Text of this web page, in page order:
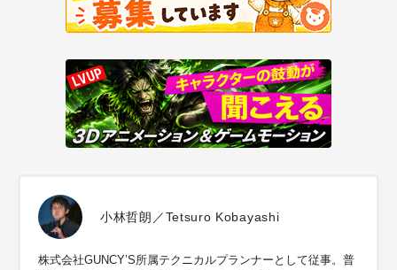
小林哲朗／Tetsuro Kobayashi
株式会社GUNCY’S所属テクニカルプランナーとして従事。普